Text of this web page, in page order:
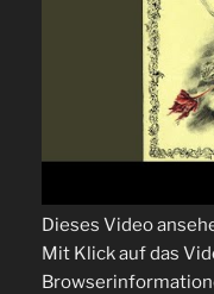
Dieses Video
Mit Klick auf das